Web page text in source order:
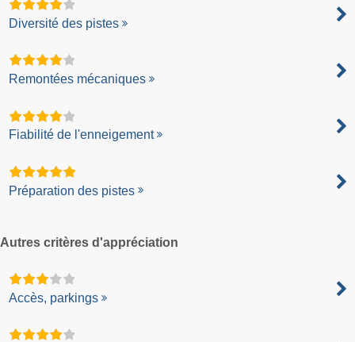
Diversité des pistes
Remontées mécaniques
Fiabilité de l'enneigement
Préparation des pistes
Autres critères d'appréciation
Accès, parkings